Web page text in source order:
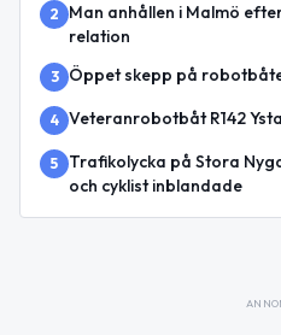
2
Man anhållen i Malmö
relation
3 Öppet skepp på
4 Veteranrobotbåt R142
5
Trafikolycka på Stora
och cyklist inblandade